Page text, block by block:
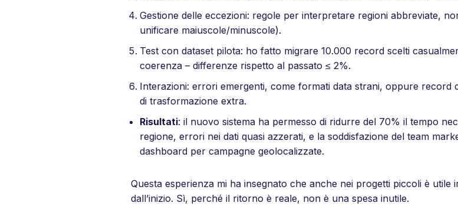
Gestione delle eccezioni: regole per interpretare regioni abbreviate,
unificare maiuscole/minuscole).
Test con dataset pilota: ho fatto migrare 10.000 record scelti
coerenza – differenze rispetto al passato ≤ 2%.
Interazioni: errori emergenti, come formati data strani, oppure record
di trasformazione extra.
Risultati: il nuovo sistema ha permesso di ridurre del 70% il tempo
regione, errori nei dati quasi azzerati, e la soddisfazione del team
dashboard per campagne geolocalizzate.
Questa esperienza mi ha insegnato che anche nei progetti piccoli è
dall’inizio. Sì, perché il ritorno è reale, non è una spesa inutile.